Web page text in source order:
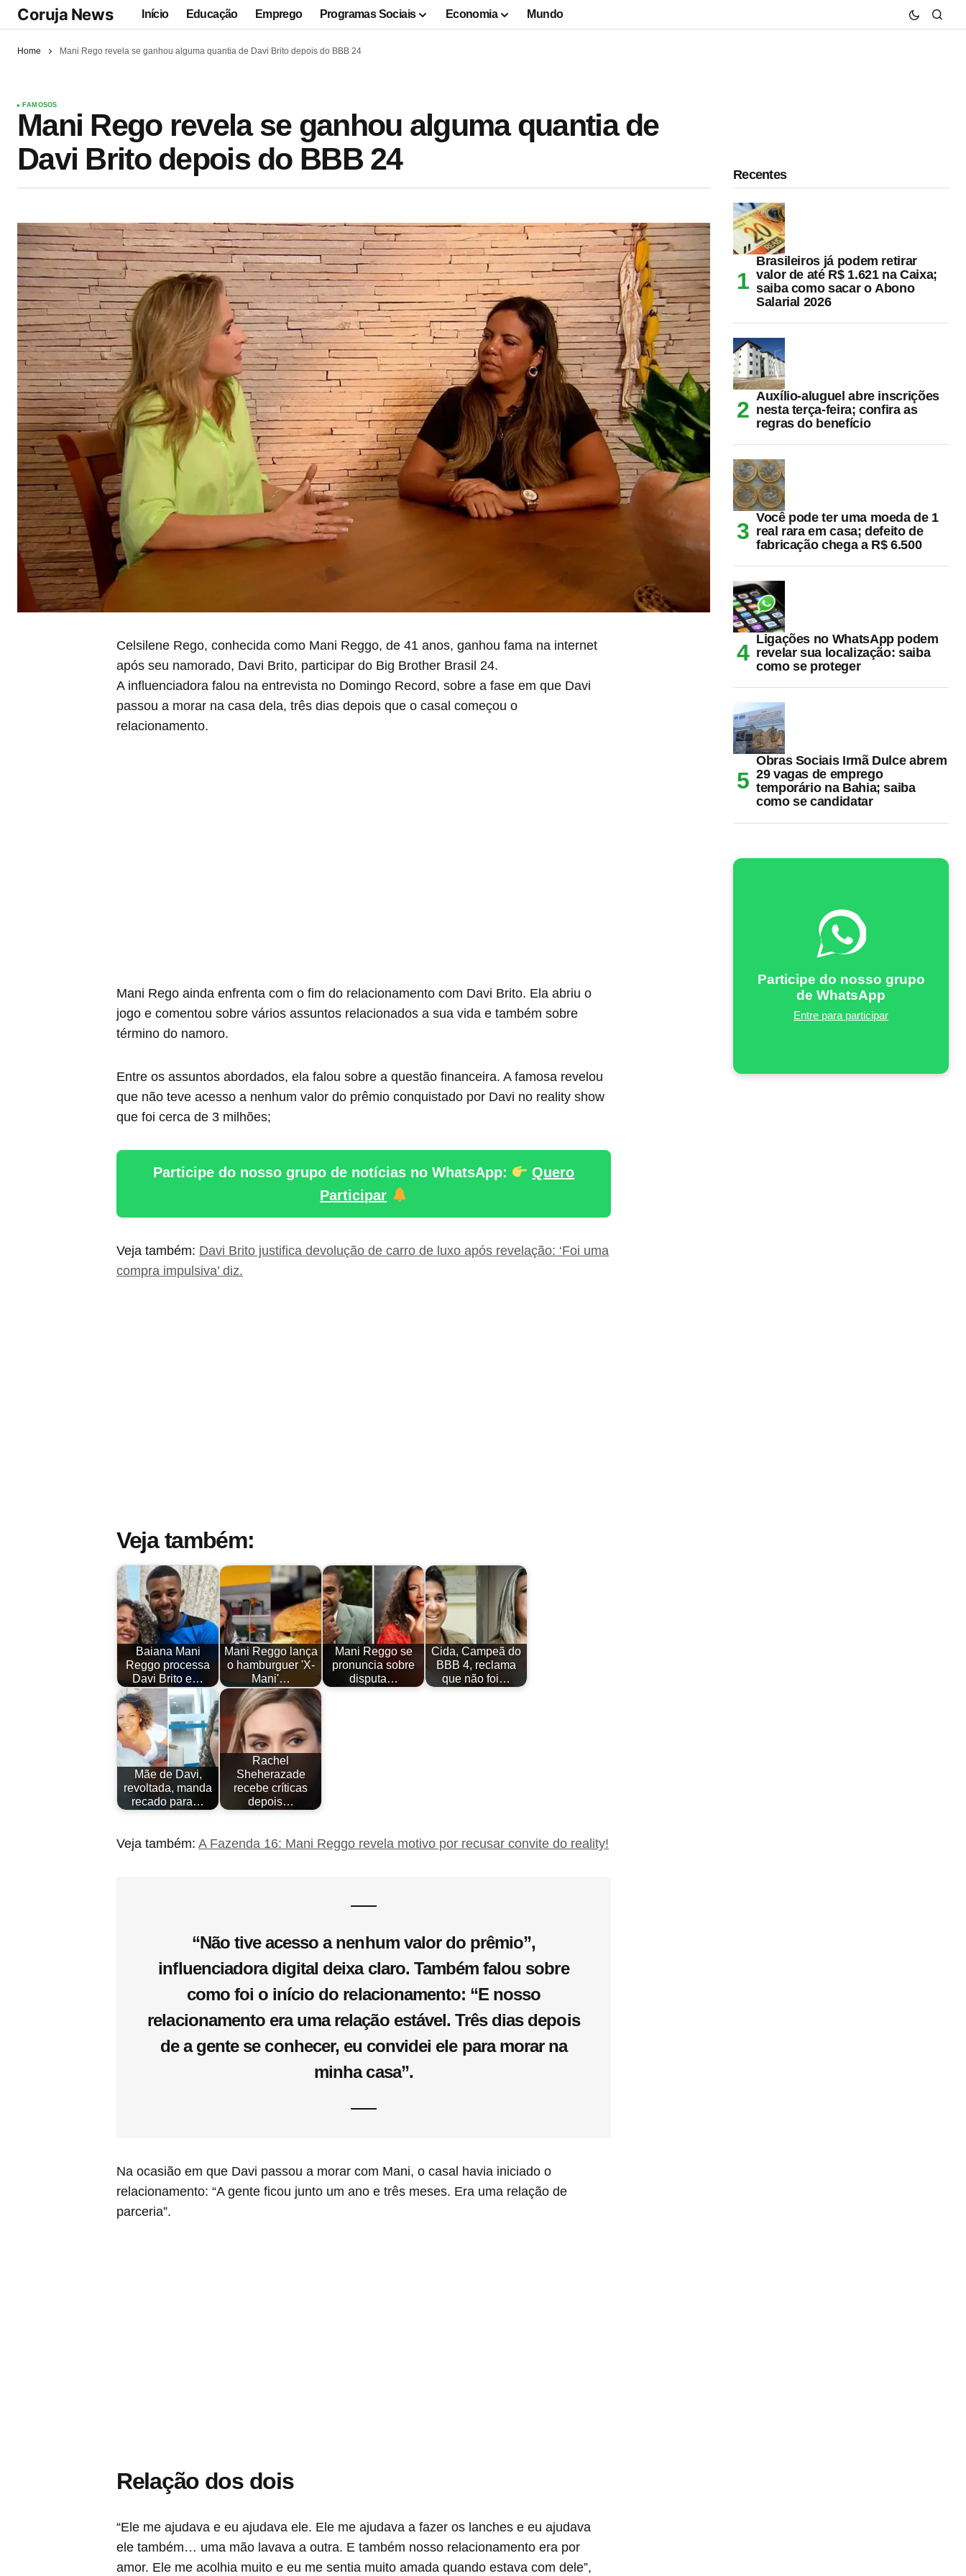
Coruja News Início Educação Emprego Programas Sociais Economia Mundo
Home Mani Rego revela se ganhou alguma quantia de Davi Brito depois do BBB 24
FAMOSOS
Mani Rego revela se ganhou alguma quantia de
Davi Brito depois do BBB 24
Celsilene Rego, conhecida como Mani Reggo, de 41 anos, ganhou fama na internet
após seu namorado, Davi Brito, participar do Big Brother Brasil 24.
A influenciadora falou na entrevista no Domingo Record, sobre a fase em que Davi
passou a morar na casa dela, três dias depois que o casal começou o
relacionamento.
Mani Rego ainda enfrenta com o fim do relacionamento com Davi Brito. Ela abriu o
jogo e comentou sobre vários assuntos relacionados a sua vida e também sobre
término do namoro.
Entre os assuntos abordados, ela falou sobre a questão financeira. A famosa revelou
que não teve acesso a nenhum valor do prêmio conquistado por Davi no reality show
que foi cerca de 3 milhões;
Participe do nosso grupo de notícias no WhatsApp:
Quero
Participar
Veja também: Davi Brito justifica devolução de carro de luxo após revelação: ‘Foi uma
compra impulsiva’ diz.
Veja também:
Baiana Mani
Reggo processa
Davi Brito e…
Mani Reggo lança
o hamburguer 'X-
Mani'…
Mani Reggo se
pronuncia sobre
disputa…
Cida, Campeã do
BBB 4, reclama
que não foi…
Mãe de Davi,
revoltada, manda
recado para…
Rachel
Sheherazade
recebe críticas
depois…
Veja também: A Fazenda 16: Mani Reggo revela motivo por recusar convite do reality!
“Não tive acesso a nenhum valor do prêmio”,
influenciadora digital deixa claro. Também falou sobre
como foi o início do relacionamento: “E nosso
relacionamento era uma relação estável. Três dias depois
de a gente se conhecer, eu convidei ele para morar na
minha casa”.
Na ocasião em que Davi passou a morar com Mani, o casal havia iniciado o
relacionamento: “A gente ficou junto um ano e três meses. Era uma relação de
parceria”.
Relação dos dois
“Ele me ajudava e eu ajudava ele. Ele me ajudava a fazer os lanches e eu ajudava
ele também… uma mão lavava a outra. E também nosso relacionamento era por
amor. Ele me acolhia muito e eu me sentia muito amada quando estava com dele”,
Recentes
Brasileiros já podem retirar
valor de até R$ 1.621 na Caixa;
saiba como sacar o Abono
Salarial 2026
Auxílio-aluguel abre inscrições
nesta terça-feira; confira as
regras do benefício
Você pode ter uma moeda de 1
real rara em casa; defeito de
fabricação chega a R$ 6.500
Ligações no WhatsApp podem
revelar sua localização: saiba
como se proteger
Obras Sociais Irmã Dulce abrem
29 vagas de emprego
temporário na Bahia; saiba
como se candidatar
Participe do nosso grupo
de WhatsApp
Entre para participar